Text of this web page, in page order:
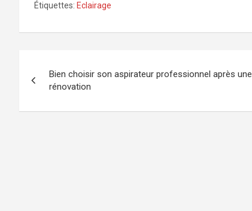
Étiquettes: Eclairage
de
l’article
Bien choisir son aspirateur professionnel après une
rénovation